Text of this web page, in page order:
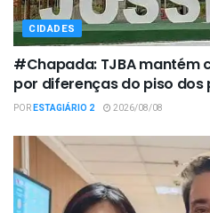
CIDADES
#Chapada: TJBA mantém
por diferenças do piso dos
PORESTAGIÁRIO 2 2026/08/08